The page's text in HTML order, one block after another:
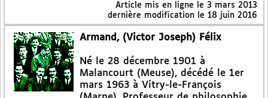
Article mis en ligne le 3 mars 2013
dernière modification le 18 juin 2016
Armand, (Victor Joseph) Félix
Né le 28 décembre 1901 à
Malancourt (Meuse), décédé le 1er
mars 1963 à Vitry-le-François